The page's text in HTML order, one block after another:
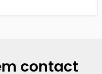
contact